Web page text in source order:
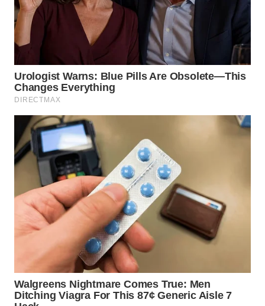
WN
SUMEDANG
WN
CIANJUR
KEPULAUAN
SERIBU
WN
TANGERANG
WN
BINJAI
WN
CIREBON
WN